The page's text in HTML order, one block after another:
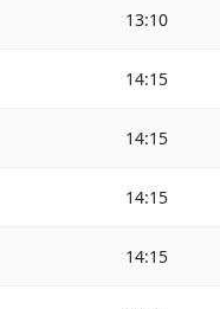
13:10
14:15
14:15
14:15
14:15